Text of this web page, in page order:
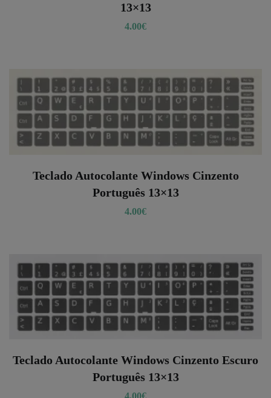
13×13
4.00€
Teclado Autocolante Windows Cinzento
Português 13×13
4.00€
Teclado Autocolante Windows Cinzento Escuro
Português 13×13
4.00€